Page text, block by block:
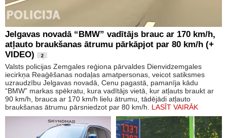
Jelgavas novadā “BMW” vadītājs brauc ar 170 km/h,
atļauto braukšanas ātrumu pārkāpjot par 80 km/h (+
VIDEO)
2
Valsts policijas Zemgales reģiona pārvaldes Dienvidzemgales
iecirkņa Reaģēšanas nodaļas amatpersonas, veicot satiksmes
uzraudzību Jelgavas novadā, Cenu pagastā, pamanīja kādu
“BMW” markas spēkratu, kura vadītājs vietā, kur atļauts braukt ar
90 km/h, brauca ar 170 km/h lielu ātrumu, tādējādi atļauto
braukšanas ātrumu pārsniedzot par 80 km/h. LASĪT VAIRĀK